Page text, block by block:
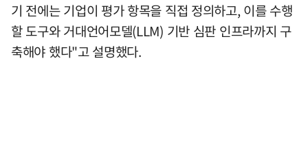
기 전에는 기업이 평가 항목을 직접 정의하고, 이를 수행
할 도구와 거대언어모델(LLM) 기반 심판 인프라까지 구
축해야 했다"고 설명했다.